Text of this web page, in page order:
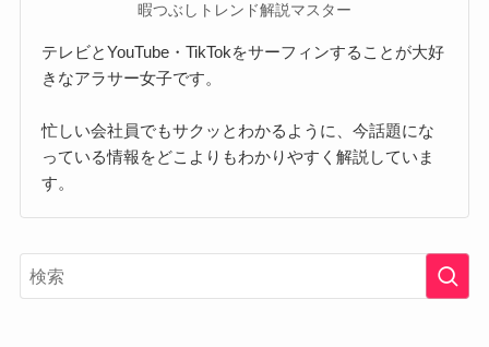
暇つぶしトレンド解説マスター
テレビとYouTube・TikTokをサーフィンすることが大好
きなアラサー女子です。
忙しい会社員でもサクッとわかるように、今話題にな
っている情報をどこよりもわかりやすく解説していま
す。